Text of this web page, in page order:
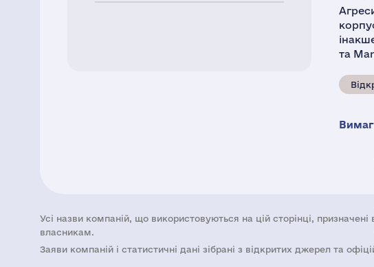
та
Усі назви компаній, що використовуються на цій сторінці,
власникам.
Заяви компаній i статистичні дані зібрані з відкритих джерел та